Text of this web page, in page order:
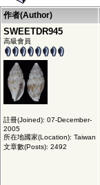
作者(Author)
SWEETDR945
高級會員
註冊(Joined): 07-December-
2005
所在地國家(Location): Taiwan
文章數(Posts): 2492